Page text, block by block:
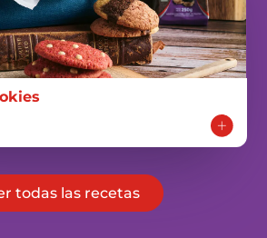
todas las recetas